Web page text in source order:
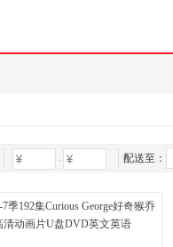
- 配送至：